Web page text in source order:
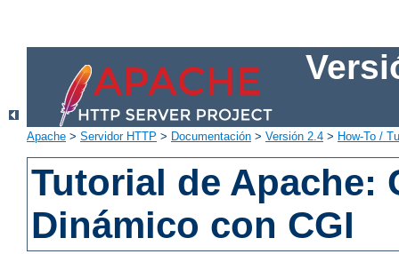
Apache > Servidor HTTP > Documentación > Versión 2.4 > How-To /
Tutorial de Apache:
Dinámico con CGI